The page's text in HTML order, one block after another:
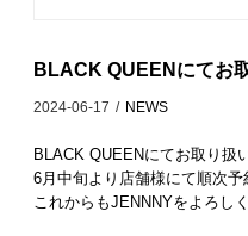
BLACK QUEENにてお
2024-06-17 / NEWS
BLACK QUEENにてお取り扱
6月中旬より店舗様にて順次予
これからもJENNNYをよろし